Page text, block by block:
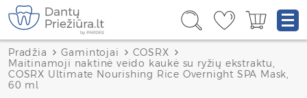
Pradžia Gamintojai
COSRX
Maitinamoji naktinė veido kaukė su ryžių ekstraktu,
COSRX Ultimate Nourishing Rice Overnight SPA Mask,
60 ml